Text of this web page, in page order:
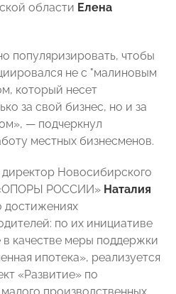
области Елена
популяризировать, чтобы
не с "малиновым
который несет
за свой бизнес, но и за
— подчеркнул
местных бизнесменов.
Новосибирского
«ОПОРЫ РОССИИ» Наталия
достижениях
по их инициативе
качестве меры поддержки
ипотека», реализуется
«Развитие» по